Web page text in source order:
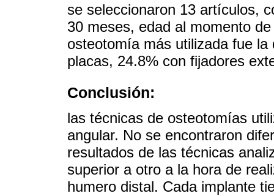
se seleccionaron 13 artículos,
30 meses, edad al momento
osteotomía más utilizada fue
placas, 24.8% con fijadores
Conclusión:
las técnicas de osteotomías
angular. No se encontraron
resultados de las técnicas
superior a otro a la hora de
humero distal. Cada implante